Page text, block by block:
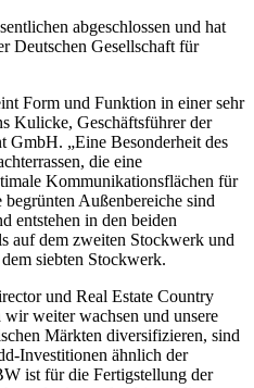
abgeschlossen und hat
Deutschen Gesellschaft für
Form und Funktion in einer sehr
Kulicke, Geschäftsführer der
„Eine Besonderheit des
die eine
Kommunikationsflächen für
Außenbereiche sind
entstehen in den beiden
auf dem zweiten Stockwerk und
siebten Stockwerk.
und Real Estate Country
weiter wachsen und unsere
Märkten diversifizieren, sind
Investitionen ähnlich der
ist für die Fertigstellung der